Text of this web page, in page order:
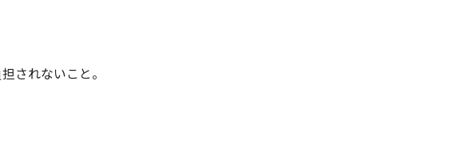
されないこと。